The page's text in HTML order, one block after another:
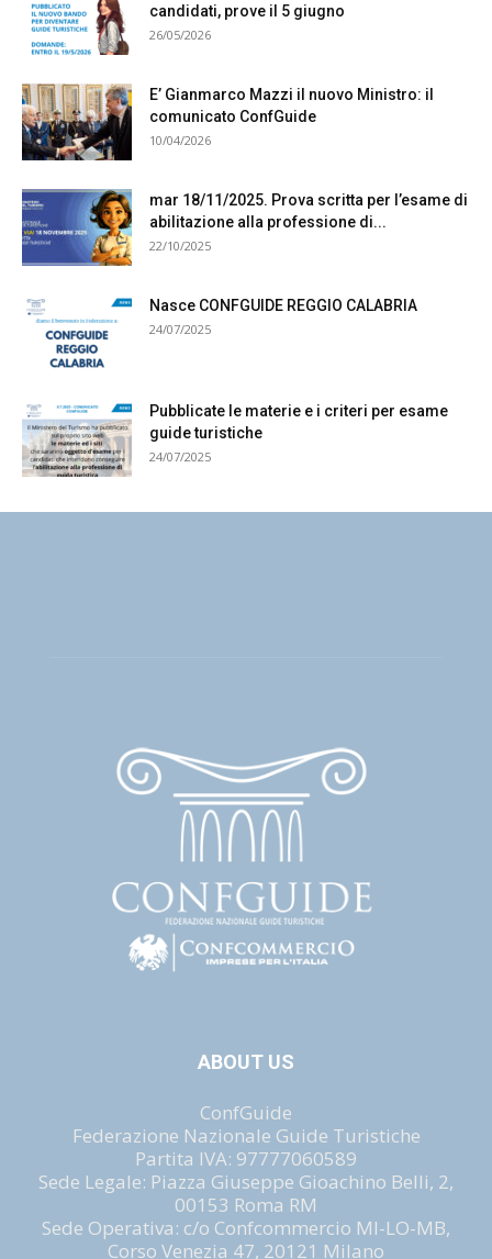
candidati, prove il 5 giugno
26/05/2026
E’ Gianmarco Mazzi il nuovo Ministro: il
comunicato ConfGuide
10/04/2026
mar 18/11/2025. Prova scritta per l’esame di
abilitazione alla professione di...
22/10/2025
Nasce CONFGUIDE REGGIO CALABRIA
24/07/2025
Pubblicate le materie e i criteri per esame
guide turistiche
24/07/2025
ABOUT US
ConfGuide
Federazione Nazionale Guide Turistiche
Partita IVA: 97777060589
Sede Legale: Piazza Giuseppe Gioachino Belli, 2,
00153 Roma RM
Sede Operativa: c/o Confcommercio MI-LO-MB,
Corso Venezia 47, 20121 Milano